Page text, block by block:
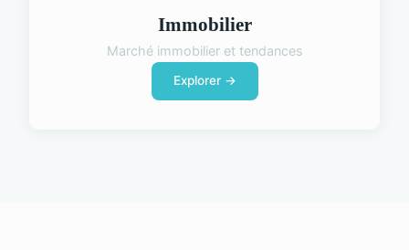
Immobilier
Marché immobilier et tendances
Explorer →